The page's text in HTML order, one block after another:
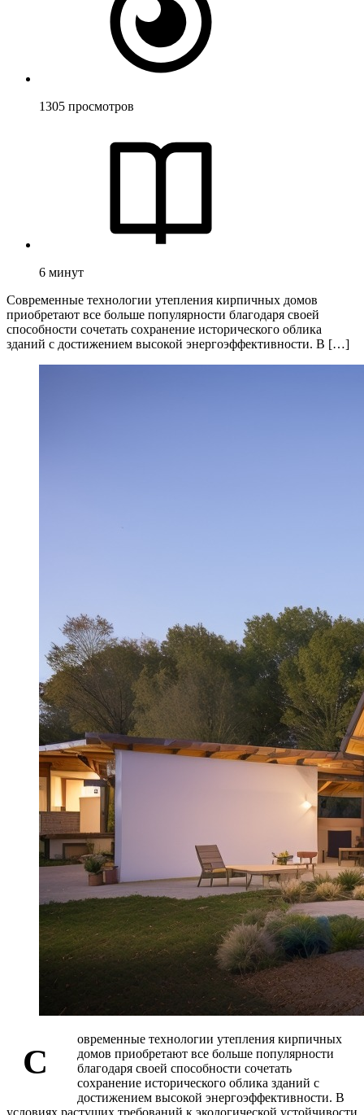
1305 просмотров
6 минут
Современные технологии утепления кирпичных домов
приобретают все больше популярности благодаря своей
способности сочетать сохранение исторического облика
зданий с достижением высокой энергоэффективности. В […]
С
овременные технологии утепления кирпичных
домов приобретают все больше популярности
благодаря своей способности сочетать
сохранение исторического облика зданий с
достижением высокой энергоэффективности. В
условиях растущих требований к экологической устойчивости